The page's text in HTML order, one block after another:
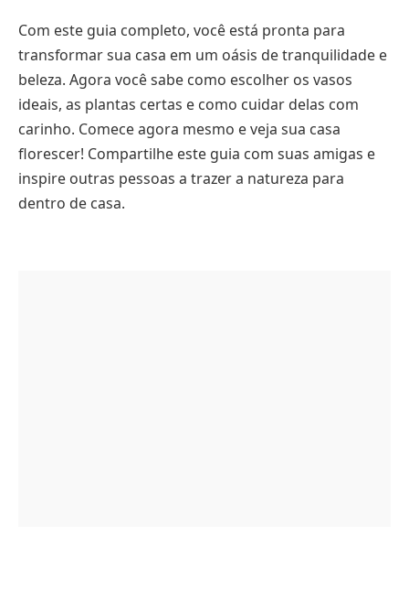
Com este guia completo, você está pronta para
transformar sua casa em um oásis de tranquilidade e
beleza. Agora você sabe como escolher os vasos
ideais, as plantas certas e como cuidar delas com
carinho. Comece agora mesmo e veja sua casa
florescer! Compartilhe este guia com suas amigas e
inspire outras pessoas a trazer a natureza para
dentro de casa.